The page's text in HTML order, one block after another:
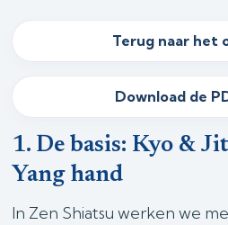
Terug naar het
Download de
1. De basis: Kyo &
Yang hand
In Zen Shiatsu werken we